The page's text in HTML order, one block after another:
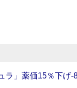
ラ」薬価15％下げ